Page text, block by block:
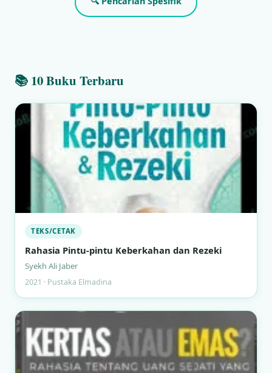
📚 10 Buku Terbaru
TEKS/CETAK
Rahasia Pintu-pintu Keberkahan dan Rezeki
Syekh Ali Jaber
2021 · Pustaka Elmadina